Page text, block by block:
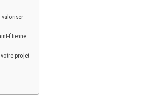
valoriser
Étienne
projet